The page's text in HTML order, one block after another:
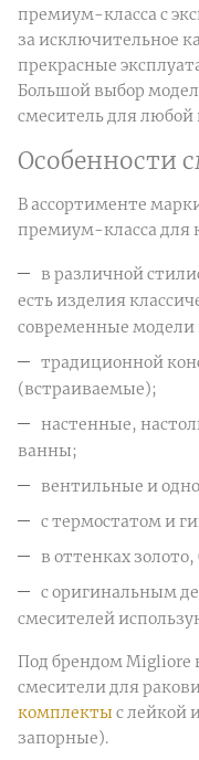
премиум-класса с
за исключительное
прекрасные
Большой выбор
смеситель для
Особенности
В ассортименте
премиум-класса для
в различной
есть изделия
современные
традиционной
(встраиваемые);
настенные,
ванны;
вентильные и
с термостатом и
в оттенках
с оригинальным
смесителей
Под брендом Migliore
смесители для
комплекты с лейкой
запорные).